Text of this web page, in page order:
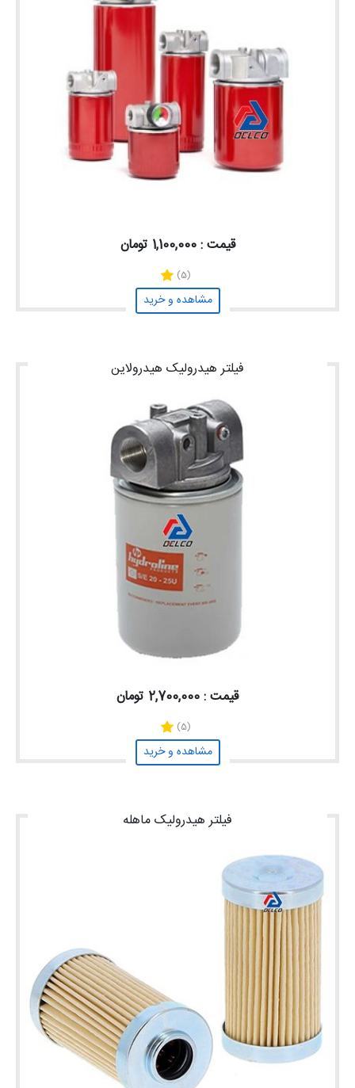
قیمت : 1,100,000 تومان
(5)
مشاهده و خرید
فیلتر هیدرولیک هیدرولاین
قیمت : 2,700,000 تومان
(5)
مشاهده و خرید
فیلتر هیدرولیک ماهله